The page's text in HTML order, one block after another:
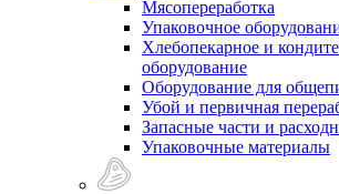
Мясопереработка
Упаковочное
Хлебопекарное и
оборудование
Оборудование для
Убой и первичная
Запасные части и
Упаковочные материалы